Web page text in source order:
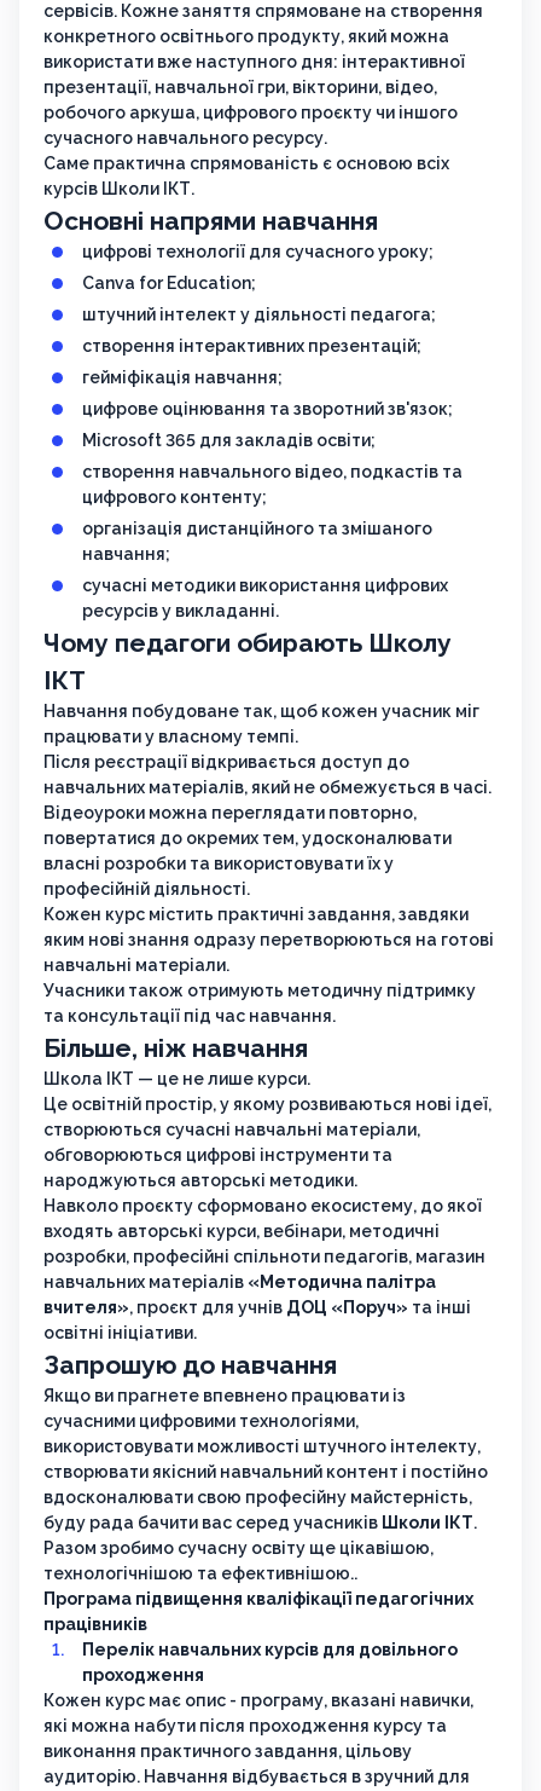
сервісів. Кожне заняття спрямоване на створення
конкретного освітнього продукту, який можна
використати вже наступного дня: інтерактивної
презентації, навчальної гри, вікторини, відео,
робочого аркуша, цифрового проєкту чи іншого
сучасного навчального ресурсу.
Саме практична спрямованість є основою всіх
курсів Школи ІКТ.
Основні напрями навчання
цифрові технології для сучасного уроку;
Canva for Education;
штучний інтелект у діяльності педагога;
створення інтерактивних презентацій;
гейміфікація навчання;
цифрове оцінювання та зворотний зв'язок;
Microsoft 365 для закладів освіти;
створення навчального відео, подкастів та
цифрового контенту;
організація дистанційного та змішаного
навчання;
сучасні методики використання цифрових
ресурсів у викладанні.
Чому педагоги обирають Школу
ІКТ
Навчання побудоване так, щоб кожен учасник міг
працювати у власному темпі.
Після реєстрації відкривається доступ до
навчальних матеріалів, який не обмежується в часі.
Відеоуроки можна переглядати повторно,
повертатися до окремих тем, удосконалювати
власні розробки та використовувати їх у
професійній діяльності.
Кожен курс містить практичні завдання, завдяки
яким нові знання одразу перетворюються на готові
навчальні матеріали.
Учасники також отримують методичну підтримку
та консультації під час навчання.
Більше, ніж навчання
Школа ІКТ — це не лише курси.
Це освітній простір, у якому розвиваються нові ідеї,
створюються сучасні навчальні матеріали,
обговорюються цифрові інструменти та
народжуються авторські методики.
Навколо проєкту сформовано екосистему, до якої
входять авторські курси, вебінари, методичні
розробки, професійні спільноти педагогів, магазин
навчальних матеріалів «Методична палітра
вчителя», проєкт для учнів ДОЦ «Поруч» та інші
освітні ініціативи.
Запрошую до навчання
Якщо ви прагнете впевнено працювати із
сучасними цифровими технологіями,
використовувати можливості штучного інтелекту,
створювати якісний навчальний контент і постійно
вдосконалювати свою професійну майстерність,
буду рада бачити вас серед учасників Школи ІКТ.
Разом зробимо сучасну освіту ще цікавішою,
технологічнішою та ефективнішою..
Програма підвищення кваліфікації педагогічних
працівників
Перелік навчальних курсів для довільного
проходження
Кожен курс має опис - програму, вказані навички,
які можна набути після проходження курсу та
виконання практичного завдання, цільову
аудиторію. Навчання відбувається в зручний для